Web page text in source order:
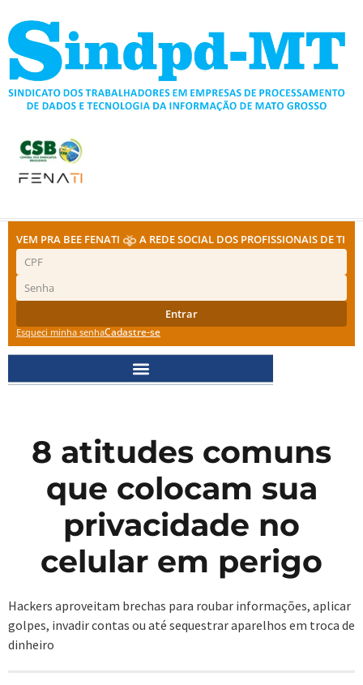
para
conteúdo
VEM PRA BEE FENATI A REDE SOCIAL DOS PROFISSIONAIS DE TI
Entrar
Esqueci minha senhaCadastre-se
8 atitudes comuns
que colocam sua
privacidade no
celular em perigo
Hackers aproveitam brechas para roubar informações, aplicar
golpes, invadir contas ou até sequestrar aparelhos em troca de
dinheiro